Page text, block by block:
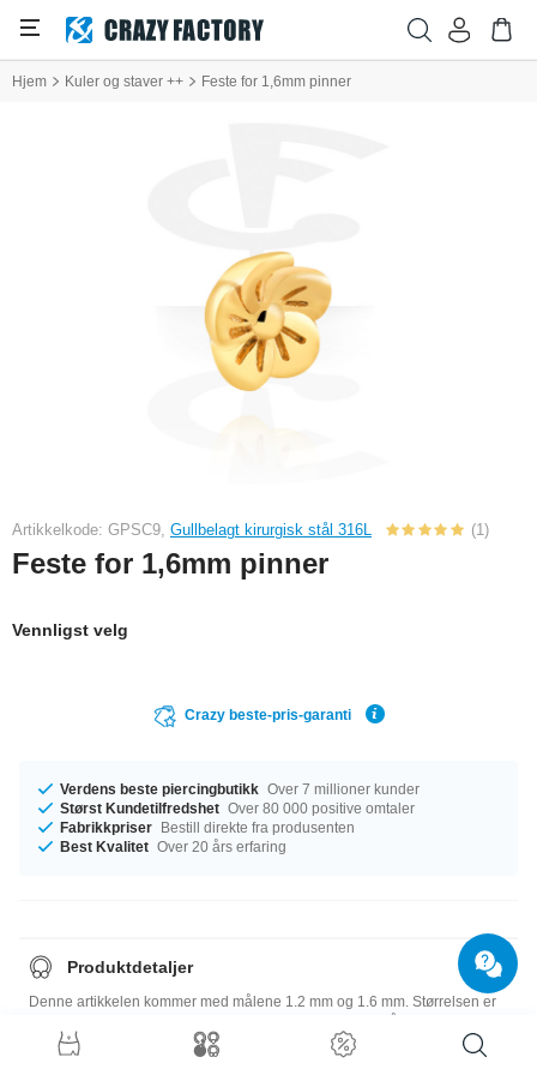
Hjem Kuler og staver ++ Feste for 1,6mm pinner
Artikkelkode: GPSC9, Gullbelagt kirurgisk stål 316L (1)
Feste for 1,6mm pinner
Vennligst velg
Crazy beste-pris-garanti
Verdens beste piercingbutikk Over 7 millioner kunder
Størst Kundetilfredshet Over 80 000 positive omtaler
Fabrikkpriser Bestill direkte fra produsenten
Best Kvalitet Over 20 års erfaring
Produktdetaljer
Denne artikkelen kommer med målene 1.2 mm og 1.6 mm. Størrelsen er
3x3 mm. En svært elegant artikkel rett fra fabrikken, i uslåelig kvalitet. Kjøp